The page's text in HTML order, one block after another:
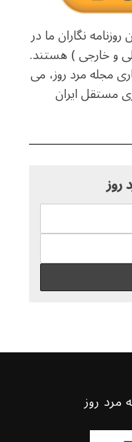
نگاران ما در
و خارجی ) هستند.
مجله مرد روز، می
مستقل ایران
روز
روز